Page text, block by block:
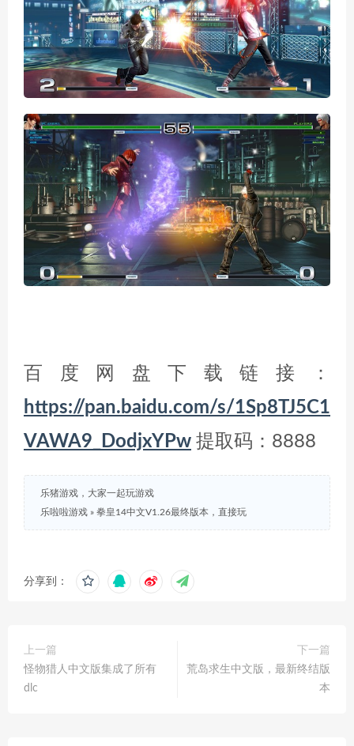
百度网盘下载链接：
https://pan.baidu.com/s/1Sp8TJ5C1
VAWA9_DodjxYPw 提取码：8888
乐猪游戏，大家一起玩游戏
乐啦啦游戏 » 拳皇14中文V1.26最终版本，直接玩
分享到：
上一篇
怪物猎人中文版集成了所有
dlc
下一篇
荒岛求生中文版，最新终结版
本